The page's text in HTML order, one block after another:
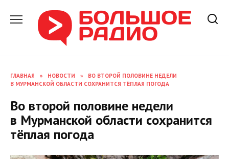
содержанию
ГЛАВНАЯ » НОВОСТИ »
ВО ВТОРОЙ ПОЛОВИНЕ НЕДЕЛИ
В МУРМАНСКОЙ ОБЛАСТИ СОХРАНИТСЯ ТЁПЛАЯ ПОГОДА
Во второй половине недели
в Мурманской области сохранится
тёплая погода